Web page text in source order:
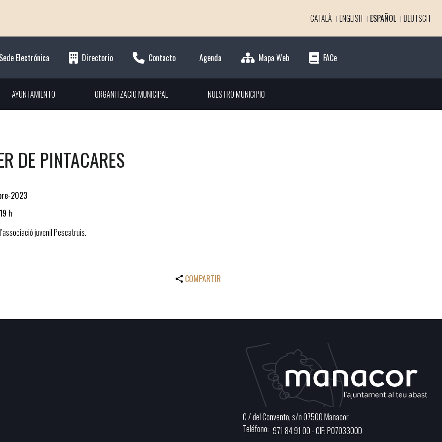
CATALÀ ENGLISH ESPAÑOL DEUTSCH
Sede Electrónica Directorio Contacto Agenda Mapa Web FACe
AYUNTAMIENTO ORGANITZACIÓ MUNICIPAL NUESTRO MUNICIPIO
DE PINTACARES
2023
h
juvenil Pescatruis.
COMPARTIR
C / del Convento, s/n 07500 Manacor
Teléfono 971 84 91 00 - CIF: P0703300D